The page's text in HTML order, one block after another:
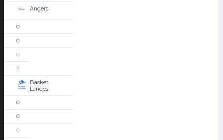
Angers
0
0
0
2
Basket
Landes
0
0
0